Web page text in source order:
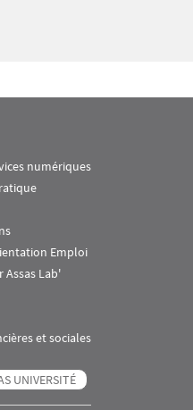
numériques
Emploi
Assas Lab'
et sociales
UNIVERSITÉ